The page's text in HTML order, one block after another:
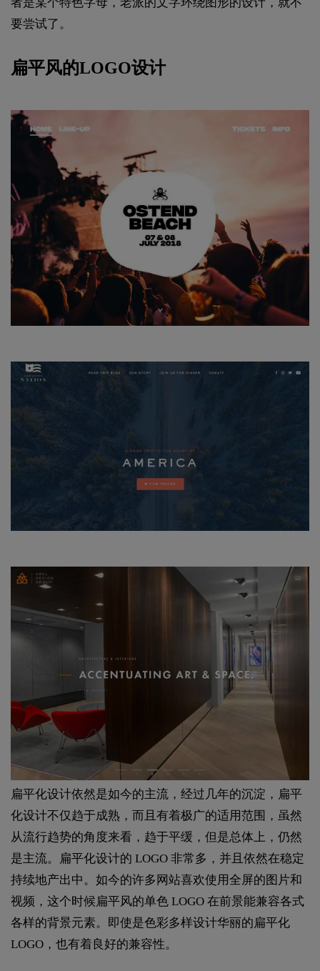
者是某个特色字母，老派的文字环绕图形的设计，就不
要尝试了。
扁平风的LOGO设计
扁平化设计依然是如今的主流，经过几年的沉淀，扁平
化设计不仅趋于成熟，而且有着极广的适用范围，虽然
从流行趋势的角度来看，趋于平缓，但是总体上，仍然
是主流。扁平化设计的 LOGO 非常多，并且依然在稳定
持续地产出中。如今的许多网站喜欢使用全屏的图片和
视频，这个时候扁平风的单色 LOGO 在前景能兼容各式
各样的背景元素。即使是色彩多样设计华丽的扁平化
LOGO，也有着良好的兼容性。